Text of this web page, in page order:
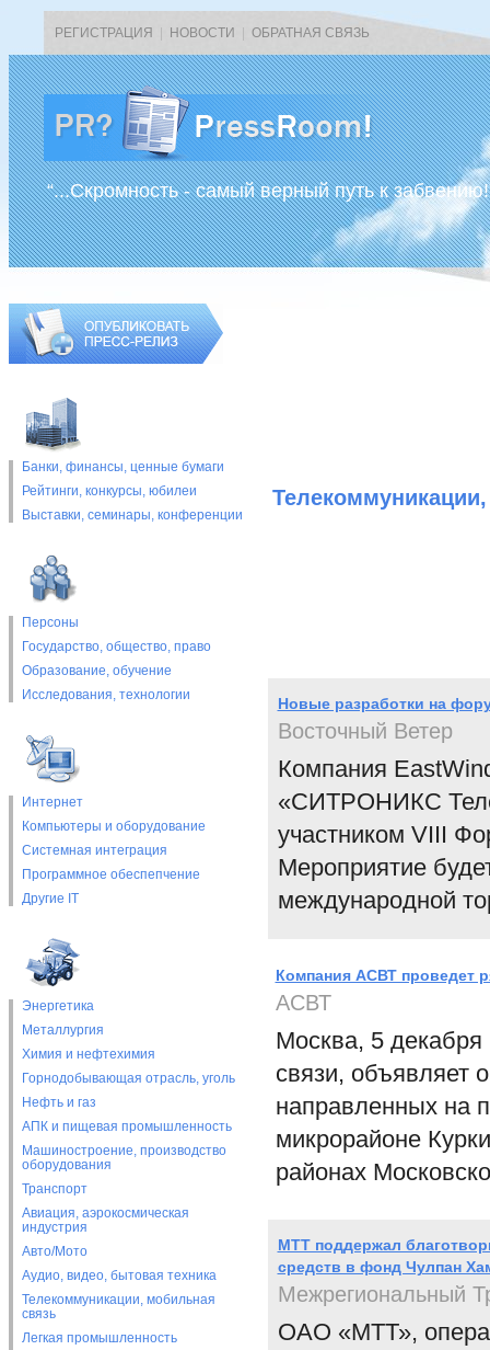
РЕГИСТРАЦИЯ НОВОСТИ ОБРАТНАЯ СВЯЗЬ
“...Скромность - самый верный путь к
Банки, финансы, ценные бумаги
Рейтинги, конкурсы, юбилеи
Выставки, cеминары, конференции
Персоны
Государство, общество, право
Образование, обучение
Исследования, технологии
Интернет
Компьютеры и оборудование
Системная интеграция
Программное обеспепчение
Другие IT
Энергетика
Металлургия
Химия и нефтехимия
Горнодобывающая отрасль, уголь
Нефть и газ
АПК и пищевая промышленность
Машиностроение, производство
оборудования
Транспорт
Авиация, аэрокосмическая
индустрия
Авто/Мото
Аудио, видео, бытовая техника
Телекоммуникации, мобильная
связь
Легкая промышленность
Новые разработки на
Восточный Ветер
Компания
«СИТРОНИКС
участником VIII
Мероприятие
международной
Компания АСВТ проведет
АСВТ
Москва, 5
связи, объявляет
направленных на
микрорайоне
районах
МТТ поддержал
средств в фонд Чулпан
Межрегиональный
ОАО «МТТ»,